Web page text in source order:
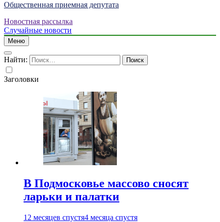
Общественная приемная депутата
Новостная рассылка
Случайные новости
Меню
Найти:
Заголовки
В Подмосковье массово сносят
ларьки и палатки
12 месяцев спустя4 месяца спустя